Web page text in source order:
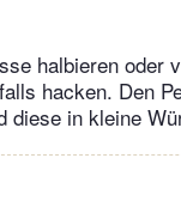
halbieren oder
hacken. Den
in kleine